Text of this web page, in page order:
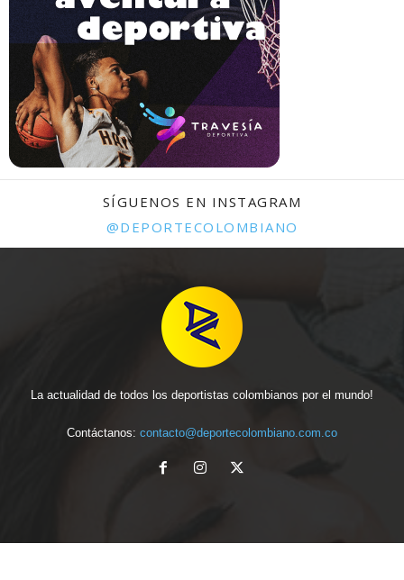
SÍGUENOS EN INSTAGRAM
@DEPORTECOLOMBIANO
La actualidad de todos los deportistas colombianos por el mundo!
Contáctanos: contacto@deportecolombiano.com.co